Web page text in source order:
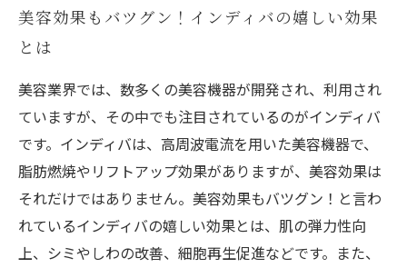
美容効果もバツグン！インディバの嬉しい効果
とは
美容業界では、数多くの美容機器が開発され、利用され
ていますが、その中でも注目されているのがインディバ
です。インディバは、高周波電流を用いた美容機器で、
脂肪燃焼やリフトアップ効果がありますが、美容効果は
それだけではありません。美容効果もバツグン！と言わ
れているインディバの嬉しい効果とは、肌の弾力性向
上、シミやしわの改善、細胞再生促進などです。また、